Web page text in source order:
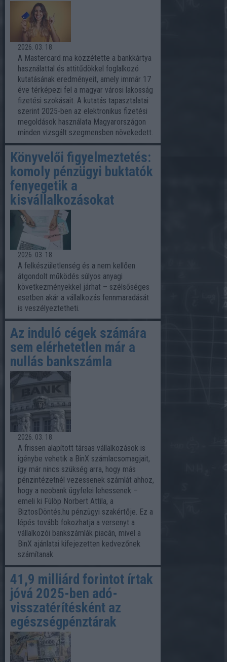
2026. 03. 18.
A Mastercard ma közzétette a bankkártya
használattal és attitűdökkel foglalkozó
kutatásának eredményeit, amely immár 17
éve térképezi fel a magyar városi lakosság
fizetési szokásait. A kutatás tapasztalatai
szerint 2025-ben az elektronikus fizetési
megoldások használata Magyarországon
minden vizsgált szegmensben növekedett.
Könyvelői figyelmeztetés:
komoly pénzügyi buktatók
fenyegetik a
kisvállalkozásokat
2026. 03. 18.
A felkészületlenség és a nem kellően
átgondolt működés súlyos anyagi
következményekkel járhat – szélsőséges
esetben akár a vállalkozás fennmaradását
is veszélyeztetheti.
Az induló cégek számára
sem elérhetetlen már a
nullás bankszámla
2026. 03. 18.
A frissen alapított társas vállalkozások is
igénybe vehetik a BinX számlacsomagjait,
így már nincs szükség arra, hogy más
pénzintézetnél vezessenek számlát ahhoz,
hogy a neobank ügyfelei lehessenek –
emeli ki Fülöp Norbert Attila, a
BiztosDöntés.hu pénzügyi szakértője. Ez a
lépés tovább fokozhatja a versenyt a
vállalkozói bankszámlák piacán, mivel a
BinX ajánlatai kifejezetten kedvezőnek
számítanak.
41,9 milliárd forintot írtak
jóvá 2025-ben adó-
visszatérítésként az
egészségpénztárak